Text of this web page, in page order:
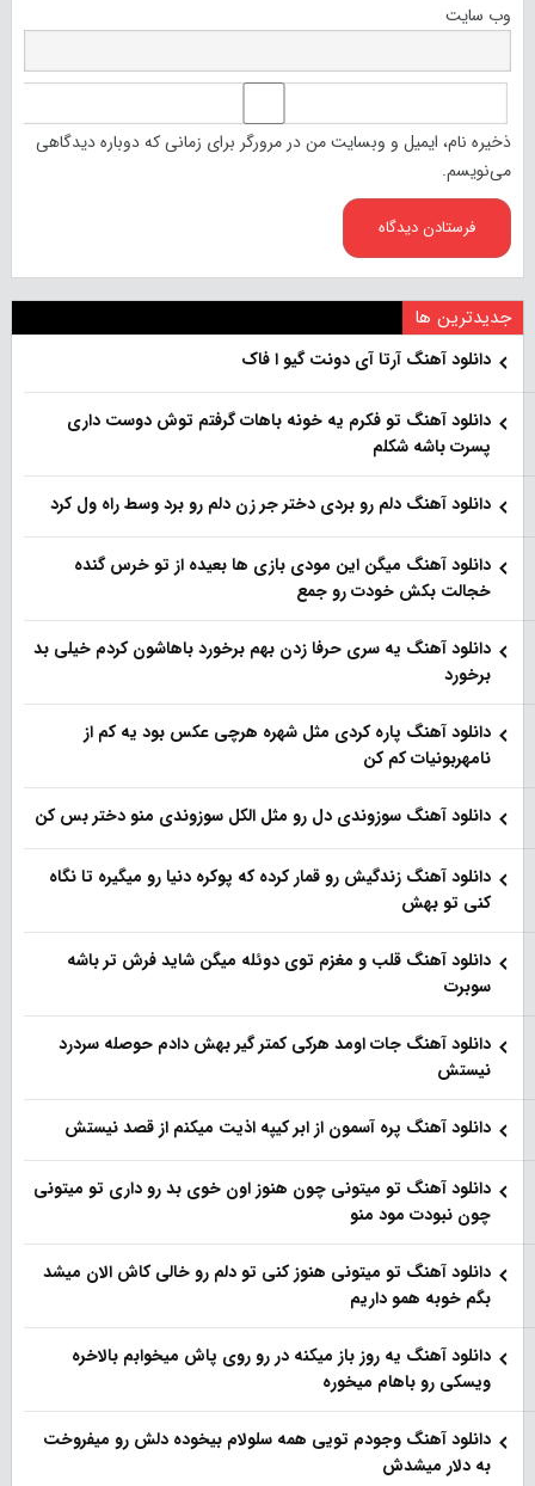
وب‌ سایت
ذخیره نام، ایمیل و وبسایت من در مرورگر برای زمانی که دوباره دیدگاهی
می‌نویسم.
جدیدترین ها
دانلود آهنگ آرتا آی دونت گیو ا فاک
دانلود آهنگ تو فکرم یه خونه باهات گرفتم توش دوست داری
پسرت باشه شکلم
دانلود آهنگ دلم رو بردی دختر جر زن دلم رو برد وسط راه ول کرد
دانلود آهنگ میگن این مودی بازی ها بعیده از تو خرس گنده
خجالت بکش خودت رو جمع
دانلود آهنگ یه سری حرفا زدن بهم برخورد باهاشون کردم خیلی بد
برخورد
دانلود آهنگ پاره کردی مثل شهره هرچی عکس بود یه کم از
نامهربونیات کم کن
دانلود آهنگ سوزوندی دل رو مثل الکل سوزوندی منو دختر بس کن
دانلود آهنگ زندگیش رو قمار کرده که پوکره دنیا رو میگیره تا نگاه
کنی تو بهش
دانلود آهنگ قلب و مغزم توی دوئله میگن شاید فرش تر باشه
سوبرت
دانلود آهنگ جات اومد هرکی کمتر گیر بهش دادم حوصله سردرد
نیستش
دانلود آهنگ پره آسمون از ابر کیپه اذیت میکنم از قصد نیستش
دانلود آهنگ تو میتونی چون هنوز اون خوی بد رو داری تو میتونی
چون نبودت مود منو
دانلود آهنگ تو میتونی هنوز کنی تو دلم رو خالی کاش الان میشد
بگم خوبه همو داریم
دانلود آهنگ یه روز باز‌ میکنه در رو روی پاش میخوابم بالاخره
ویسکی رو باهام میخوره
دانلود آهنگ وجودم تویی همه سلولام بیخوده دلش رو میفروخت
به دلار میشدش